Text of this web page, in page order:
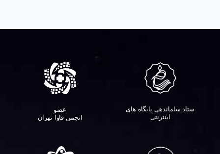
ستاد ساماندهی پایگاه های
اینترنتی
عضو
انجمن فاوا تهران